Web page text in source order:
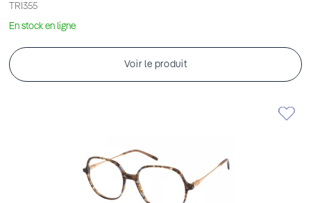
TRI355
En stock en ligne
Voir le produit